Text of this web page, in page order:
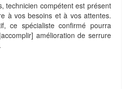
technicien compétent est présent
à vos besoins et à vos attentes.
ce spécialiste confirmé pourra
amélioration de serrure